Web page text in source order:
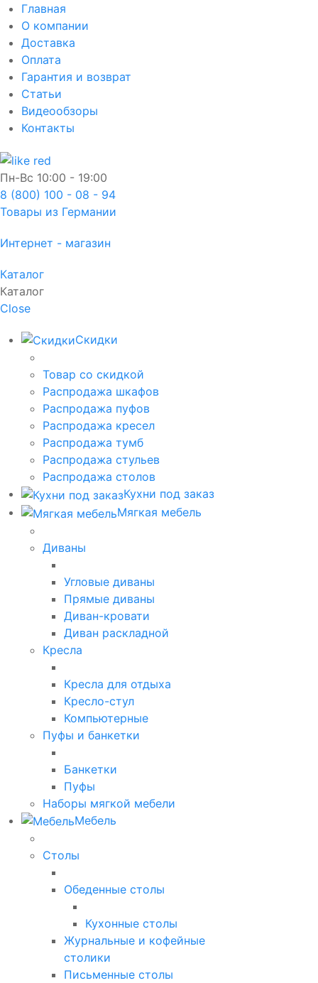
Главная
О компании
Доставка
Оплата
Гарантия и возврат
Статьи
Видеообзоры
Контакты
Пн-Вс 10:00 - 19:00
8 (800) 100 - 08 - 94
Товары из Германии
Интернет - магазин
Каталог
Каталог
Close
Скидки
Товар со скидкой
Распродажа шкафов
Распродажа пуфов
Распродажа кресел
Распродажа тумб
Распродажа стульев
Распродажа столов
Кухни под заказ
Мягкая мебель
Диваны
Угловые диваны
Прямые диваны
Диван-кровати
Диван раскладной
Кресла
Кресла для отдыха
Кресло-стул
Компьютерные
Пуфы и банкетки
Банкетки
Пуфы
Наборы мягкой мебели
Мебель
Столы
Обеденные столы
Кухонные столы
Журнальные и кофейные
столики
Письменные столы